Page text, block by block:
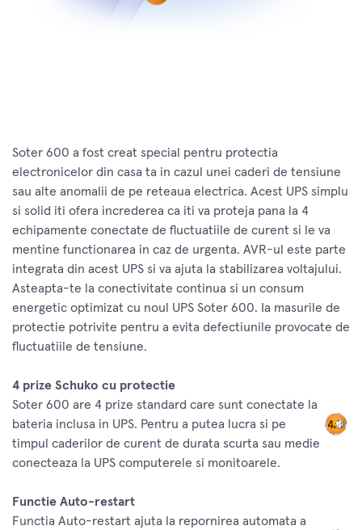
Soter 600 a fost creat special pentru protectia
electronicelor din casa ta in cazul unei caderi de tensiune
sau alte anomalii de pe reteaua electrica. Acest UPS simplu
si solid iti ofera increderea ca iti va proteja pana la 4
echipamente conectate de fluctuatiile de curent si le va
mentine functionarea in caz de urgenta. AVR-ul este parte
integrata din acest UPS si va ajuta la stabilizarea voltajului.
Asteapta-te la conectivitate continua si un consum
energetic optimizat cu noul UPS Soter 600. Ia masurile de
protectie potrivite pentru a evita defectiunile provocate de
fluctuatiile de tensiune.
4 prize Schuko cu protectie
Soter 600 are 4 prize standard care sunt conectate la
bateria inclusa in UPS. Pentru a putea lucra si pe
timpul caderilor de curent de durata scurta sau medie
conecteaza la UPS computerele si monitoarele.
Functie Auto-restart
Functia Auto-restart ajuta la repornirea automata a